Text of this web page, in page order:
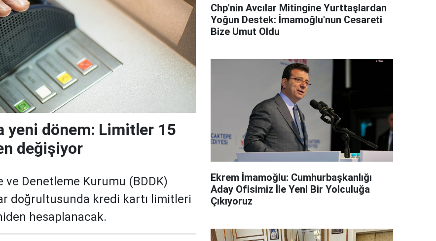
yeni dönem: Limitler 15
değişiyor
ve Denetleme Kurumu (BDDK)
doğrultusunda kredi kartı limitleri
hesaplanacak.
Chp'nin Avcılar Mitingine Yurttaşlardan
Yoğun Destek: İmamoğlu'nun Cesareti
Bize Umut Oldu
Ekrem İmamoğlu: Cumhurbaşkanlığı
Aday Ofisimiz İle Yeni Bir Yolculuğa
Çıkıyoruz